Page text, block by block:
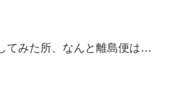
てみた所、なんと離島便は…